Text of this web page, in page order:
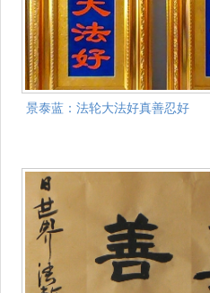
景泰蓝：法轮大法好真善忍好